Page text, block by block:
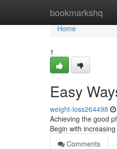
bookmarkshq
Home
Home
1
Easy
weight-loss264498
Achieving the good
Begin with
Comments